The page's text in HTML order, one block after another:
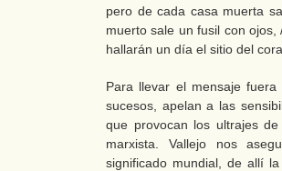
pero de cada casa muerta
muerto sale un fusil con
hallarán un día el sitio del
Para llevar el mensaje
sucesos, apelan a las
que provocan los ultrajes
marxista. Vallejo nos
significado mundial, de allí